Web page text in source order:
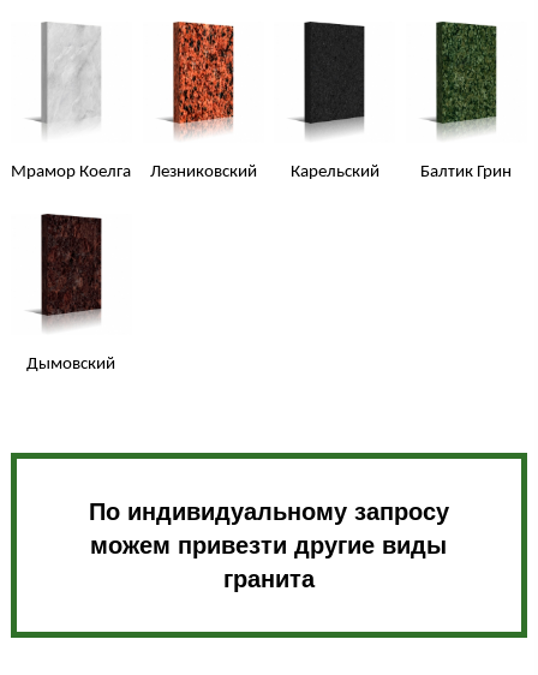
Мрамор Коелга Лезниковский Карельский Балтик Грин
Дымовский
По индивидуальному запросу
можем привезти другие виды
гранита